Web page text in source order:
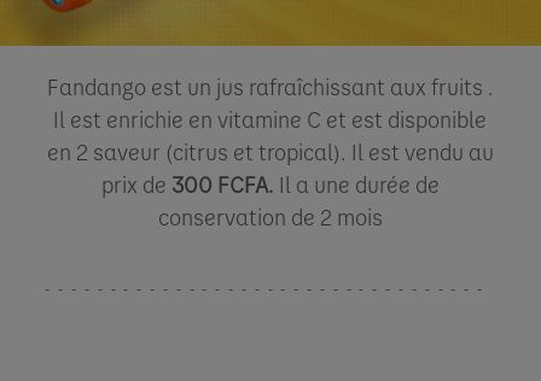
Fandango est un jus rafraîchissant aux fruits .
Il est enrichie en vitamine C et est disponible
en 2 saveur (citrus et tropical). Il est vendu au
prix de 300 FCFA. Il a une durée de
conservation de 2 mois​